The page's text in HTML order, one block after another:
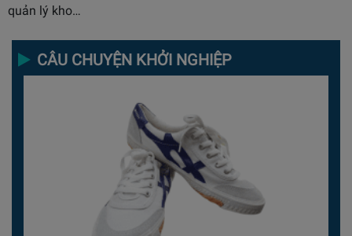
quản lý kho…
CÂU CHUYỆN KHỞI NGHIỆP